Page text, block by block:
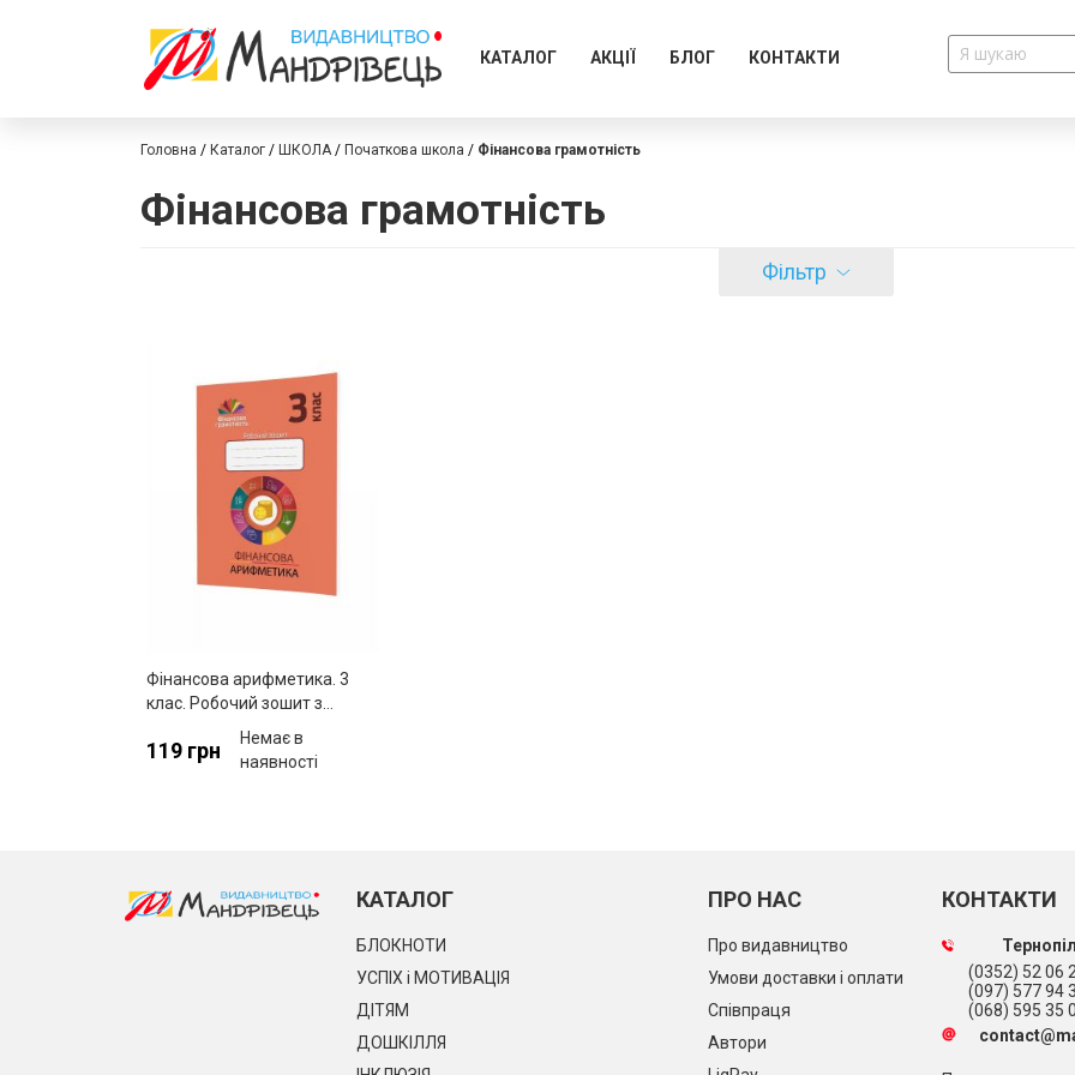
КАТАЛОГ АКЦІЇ БЛОГ КОНТАКТИ
Головна Каталог ШКОЛА Початкова школа Фінансова грамотність
Фінансова грамотність
Фільтр
Фінансова арифметика. 3
клас. Робочий зошит з
фінансової грамотності
119 грн
Немає в
наявності
КАТАЛОГ
БЛОКНОТИ
УСПІХ і МОТИВАЦІЯ
ДІТЯМ
ДОШКІЛЛЯ
ПРО НАС
Про видавництво
Умови доставки і оплати
Співпраця
Автори
КОНТАКТИ
(0352) 52 06
(097) 577 94
(068) 595 35